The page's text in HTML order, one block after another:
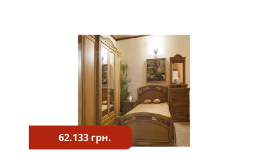
62.133 грн.